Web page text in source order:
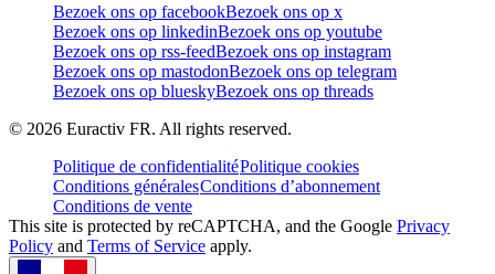
Bezoek ons op facebookBezoek ons op x
Bezoek ons op linkedinBezoek ons op youtube
Bezoek ons op rss-feedBezoek ons op instagram
Bezoek ons op mastodonBezoek ons op telegram
Bezoek ons op blueskyBezoek ons op threads
© 2026 Euractiv FR. All rights reserved.
Politique de confidentialitéPolitique cookies
Conditions généralesConditions d’abonnement
Conditions de vente
This site is protected by reCAPTCHA, and the Google Privacy
Policy and Terms of Service apply.